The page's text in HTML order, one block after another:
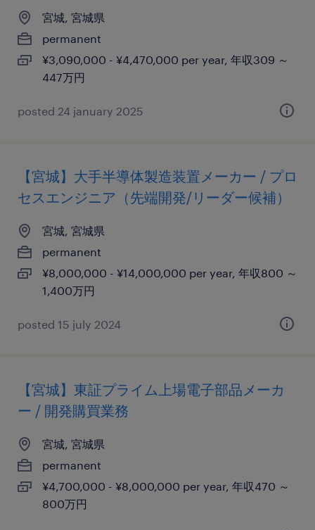
宮城, 宮城県
permanent
¥3,090,000 - ¥4,470,000 per year, 年収309 ～
447万円
posted 24 january 2025
【宮城】大手半導体製造装置メーカー / プロ
セスエンジニア（先端開発/リーダー候補）
宮城, 宮城県
permanent
¥8,000,000 - ¥14,000,000 per year, 年収800 ～
1,400万円
posted 15 july 2024
【宮城】東証プライム上場電子部品メーカ
ー / 開発購買業務
宮城, 宮城県
permanent
¥4,700,000 - ¥8,000,000 per year, 年収470 ～
800万円